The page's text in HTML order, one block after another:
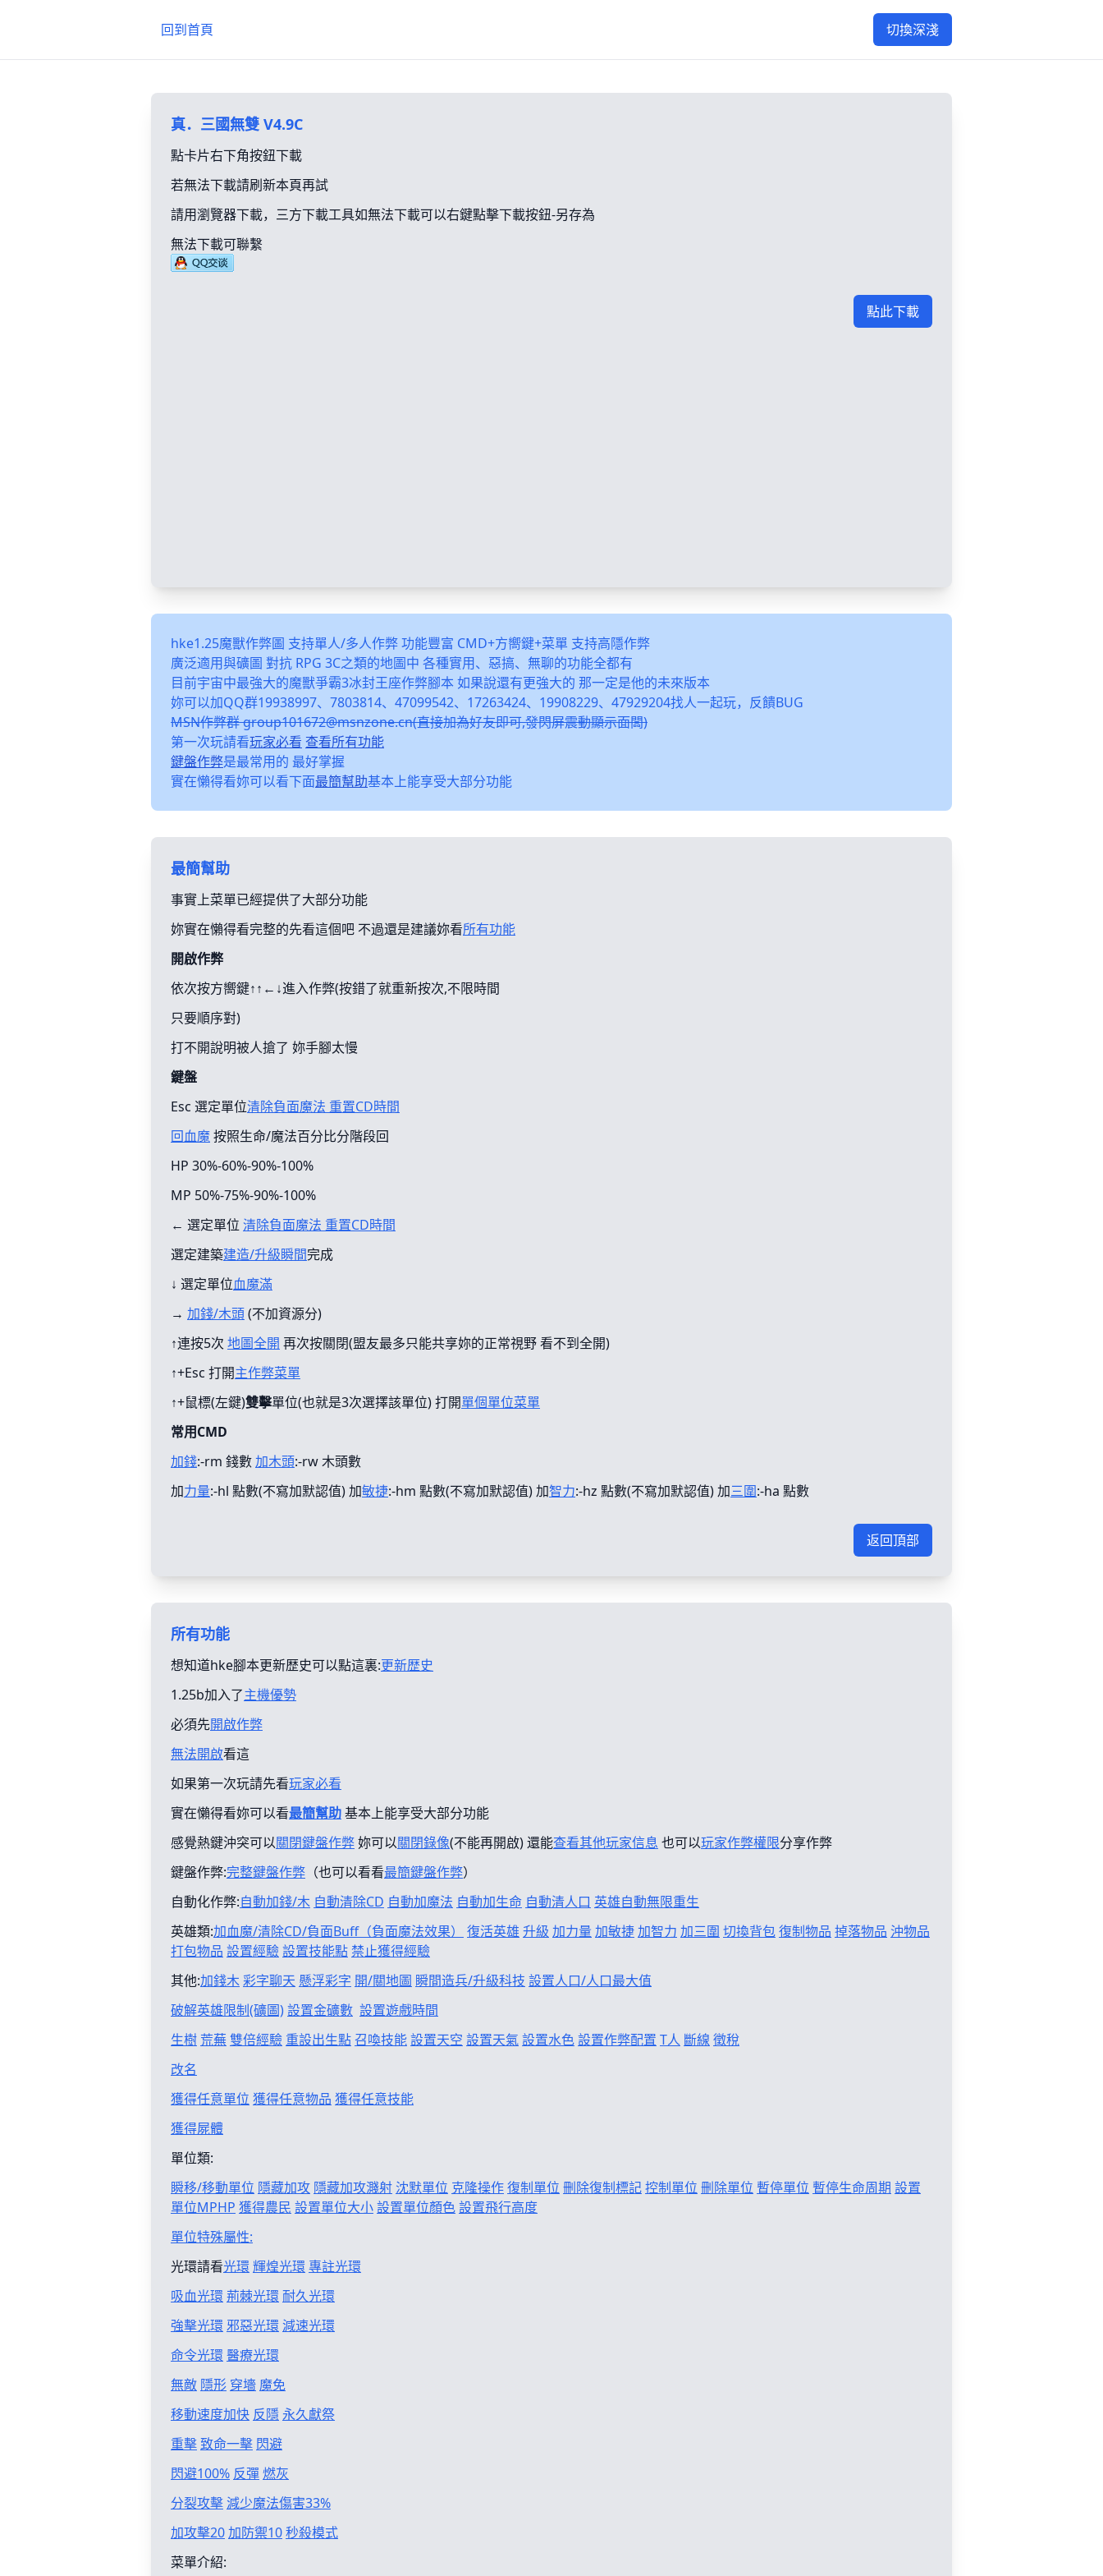
回到首頁 切換深淺
真．三國無雙 V4.9C
點卡片右下角按鈕下載
若無法下載請刷新本頁再試
請用瀏覽器下載，三方下載工具如無法下載可以右鍵點擊下載按鈕-另存為
無法下載可聯繫
點此下載
hke1.25魔獸作弊圖 支持單人/多人作弊 功能豐富 CMD+方嚮鍵+菜單 支持高隱作弊
廣泛適用與礦圖 對抗 RPG 3C之類的地圖中 各種實用、惡搞、無聊的功能全都有
目前宇宙中最強大的魔獸爭霸3冰封王座作弊腳本 如果說還有更強大的 那一定是他的未來版本
妳可以加QQ群19938997、7803814、47099542、17263424、19908229、47929204找人一起玩，反饋BUG
MSN作弊群 group101672@msnzone.cn(直接加為好友即可,發閃屏震動顯示面闆)
第一次玩請看玩家必看 查看所有功能
鍵盤作弊是最常用的 最好掌握
實在懶得看妳可以看下面最簡幫助基本上能享受大部分功能
最簡幫助
事實上菜單已經提供了大部分功能
妳實在懶得看完整的先看這個吧 不過還是建議妳看所有功能
開啟作弊
依次按方嚮鍵↑↑←↓進入作弊(按錯了就重新按次,不限時間
只要順序對)
打不開說明被人搶了 妳手腳太慢
鍵盤
Esc 選定單位清除負面魔法 重置CD時間
回血魔按照生命/魔法百分比分階段回
HP 30%-60%-90%-100%
MP 50%-75%-90%-100%
← 選定單位 清除負面魔法 重置CD時間
選定建築建造/升級瞬間完成
↓ 選定單位血魔滿
→ 加錢/木頭(不加資源分)
↑連按5次 地圖全開 再次按關閉(盟友最多只能共享妳的正常視野 看不到全開)
↑+Esc 打開主作弊菜單
↑+鼠標(左鍵)雙擊單位(也就是3次選擇該單位) 打開單個單位菜單
常用CMD
加錢:-rm 錢數加木頭:-rw 木頭數
加力量:-hl 點數(不寫加默認值) 加敏捷:-hm 點數(不寫加默認值) 加智力:-hz 點數(不寫加默認值) 加三圍:-ha 點數
返回頂部
所有功能
想知道hke腳本更新歴史可以點這裏:更新歴史
1.25b加入了主機優勢
必須先開啟作弊
無法開啟看這
如果第一次玩請先看玩家必看
實在懶得看妳可以看最簡幫助基本上能享受大部分功能
感覺熱鍵沖突可以關閉鍵盤作弊妳可以關閉錄像(不能再開啟) 還能查看其他玩家信息 也可以玩家作弊權限分享作弊
鍵盤作弊:完整鍵盤作弊 （也可以看看最簡鍵盤作弊）
自動化作弊:自動加錢/木 自動清除CD 自動加魔法 自動加生命 自動清人口 英雄自動無限重生
英雄類:加血魔/清除CD/負面Buff（負面魔法效果） 復活英雄 升級 加力量 加敏捷加智力 加三圍 切換背包復制物品 掉落物品 沖物品
打包物品 設置經驗設置技能點禁止獲得經驗
其他:加錢木彩字聊天 懸浮彩字 開/關地圖 瞬間造兵/升級科技 設置人口/人口最大值
破解英雄限制(礦圖)設置金礦數 設置遊戲時間
生樹 荒蕪雙倍經驗 重設出生點召喚技能設置天空 設置天氣設置水色設置作弊配置 T人 斷線 徵稅
改名
獲得任意單位 獲得任意物品 獲得任意技能
獲得屍體
單位類:
瞬移/移動單位 隱藏加攻 隱藏加攻濺射 沈默單位 克隆操作復制單位 刪除復制標記控制單位 刪除單位 暫停單位 暫停生命周期 設置
單位MPHP 獲得農民 設置單位大小設置單位顏色設置飛行高度
單位特殊屬性:
光環請看光環輝煌光環專註光環
吸血光環荊棘光環耐久光環
強擊光環邪惡光環減速光環
命令光環醫療光環
無敵 隱形 穿墻 魔免
移動速度加快 反隱 永久獻祭
重擊致命一擊 閃避
閃避100% 反彈燃灰
分裂攻擊減少魔法傷害33%
加攻擊20加防禦10秒殺模式
菜單介紹: